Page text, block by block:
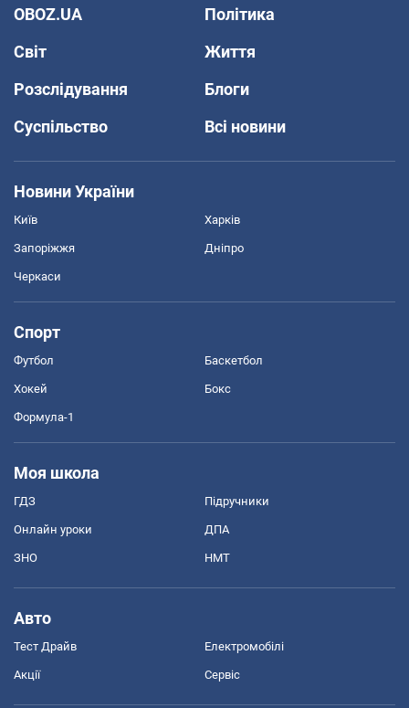
OBOZ.UA
Політика
Світ
Життя
Розслідування
Блоги
Суспільство
Всі новини
Новини України
Київ Харків
Запоріжжя Дніпро
Черкаси
Спорт
Футбол Баскетбол
Хокей Бокс
Формула-1
Моя школа
ГДЗ Підручники
Онлайн уроки ДПА
ЗНО НМТ
Авто
Тест Драйв Електромобілі
Акції Сервіс